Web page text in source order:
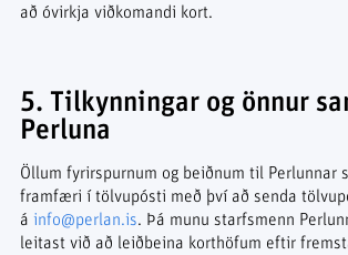
að óvirkja viðkomandi kort.
5. Tilkynningar og önnur
Perluna
Öllum fyrirspurnum og beiðnum til Perlunnar
framfæri í tölvupósti með því að senda
á info@perlan.is. Þá munu starfsmenn
leitast við að leiðbeina korthöfum eftir